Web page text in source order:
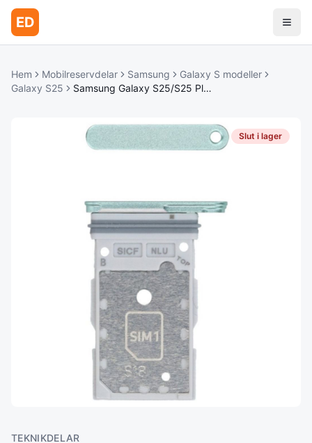
ED
Hem Mobilreservdelar Samsung
Galaxy S modeller
Galaxy S25
Samsung Galaxy S25/S25 Plus SIM-kortshållare - Frisk Mintgrön
Slut i lager
TEKNIKDELAR